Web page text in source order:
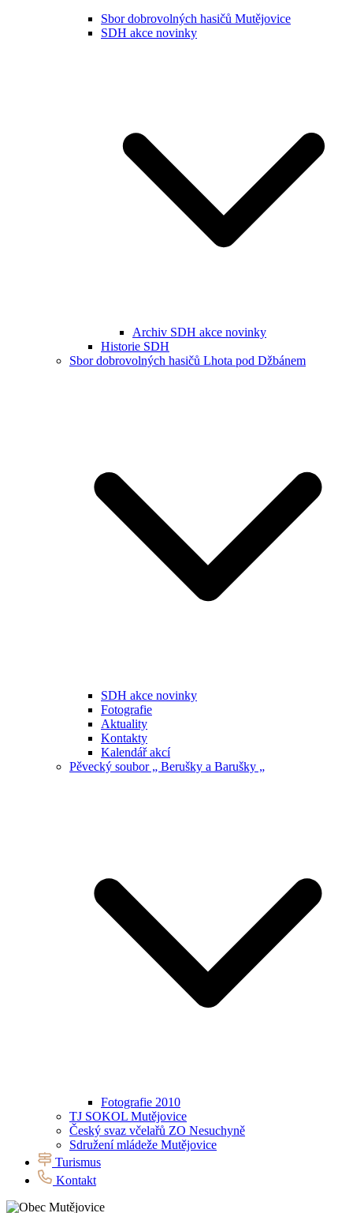
Sbor dobrovolných hasičů Mutějovice
SDH akce novinky
Archiv SDH akce novinky
Historie SDH
Sbor dobrovolných hasičů Lhota pod Džbánem
SDH akce novinky
Fotografie
Aktuality
Kontakty
Kalendář akcí
Pěvecký soubor „ Berušky a Barušky „
Fotografie 2010
TJ SOKOL Mutějovice
Český svaz včelařů ZO Nesuchyně
Sdružení mládeže Mutějovice
Turismus
Kontakt